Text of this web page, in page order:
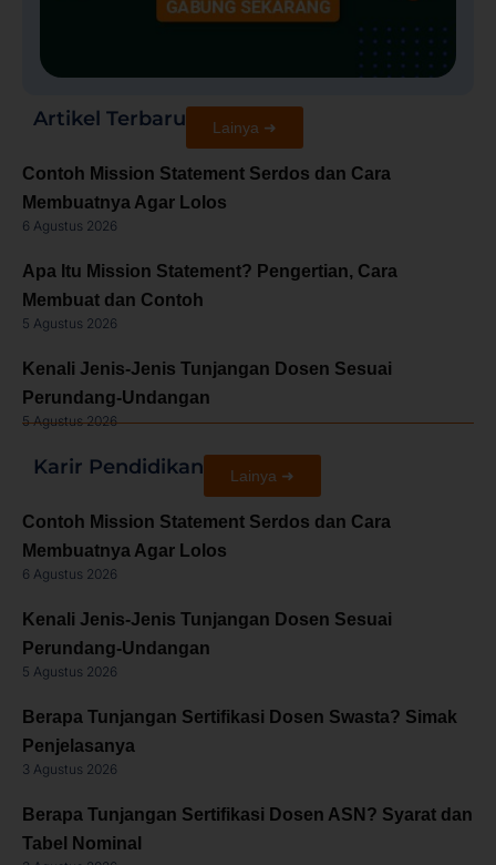
Artikel Terbaru Lainya ➜
Contoh Mission Statement Serdos dan Cara
Membuatnya Agar Lolos
6 Agustus 2026
Apa Itu Mission Statement? Pengertian, Cara
Membuat dan Contoh
5 Agustus 2026
Kenali Jenis-Jenis Tunjangan Dosen Sesuai
Perundang-Undangan
5 Agustus 2026
Karir Pendidikan Lainya ➜
Contoh Mission Statement Serdos dan Cara
Membuatnya Agar Lolos
6 Agustus 2026
Kenali Jenis-Jenis Tunjangan Dosen Sesuai
Perundang-Undangan
5 Agustus 2026
Berapa Tunjangan Sertifikasi Dosen Swasta? Simak
Penjelasanya
3 Agustus 2026
Berapa Tunjangan Sertifikasi Dosen ASN? Syarat dan
Tabel Nominal